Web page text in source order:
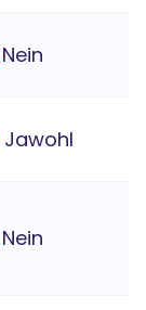
Nein
Jawohl
Nein